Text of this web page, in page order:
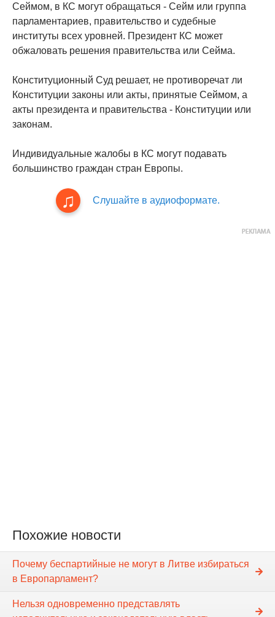
Сеймом, в КС могут обращаться - Сейм или группа
парламентариев, правительство и судебные
институты всех уровней. Президент КС может
обжаловать решения правительства или Сейма.
Конституционный Суд решает, не противоречат ли
Конституции законы или акты, принятые Сеймом, а
акты президента и правительства - Конституции или
законам.
Индивидуальные жалобы в КС могут подавать
большинство граждан стран Европы.
Слушайте в аудиоформате.
Похожие новости
Почему беспартийные не могут в Литве избираться
в Европарламент?
Нельзя одновременно представлять